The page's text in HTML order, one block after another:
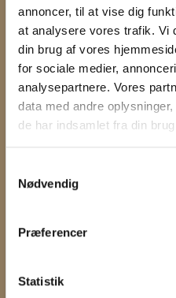
annoncer, til at vise dig
at analysere vores trafik. Vi
din brug af vores
for sociale medier,
analysepartnere. Vores
data med andre
de har indsamlet fra din
Nødvendig
Præferencer
Statistik
Betingelser
Der afregnes pr
afleverings- og
dage. Der afregnes for
kat/katte tager hjem før
Bemærk at vi har et
din reserveringer.
Ved afbestilling med
sendt en faktura på
bindende.